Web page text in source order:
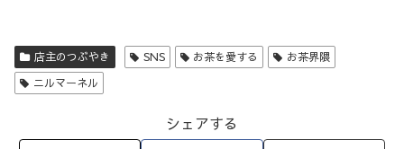
店主のつぶやき SNS お茶を愛する
お茶界隈
ニルマーネル
シェアする